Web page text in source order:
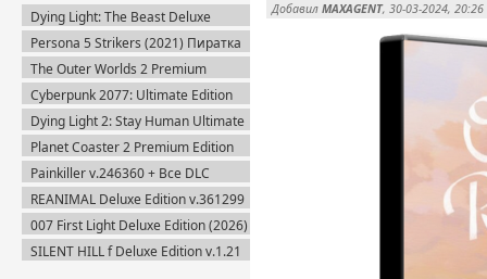
Dying Light: The Beast Deluxe
Edition v.1.6.4 + Все DLC (2025)
Пиратка
Persona 5 Strikers (2021) Пиратка
The Outer Worlds 2 Premium
Edition v.1.2.0.1 (2025) Пиратка
Cyberpunk 2077: Ultimate Edition
v.2.31a + Все DLC (2025) Portable
Dying Light 2: Stay Human Ultimate
Edition v.1.29.0 + Все DLC (2022)
Пиратка
Planet Coaster 2 Premium Edition
(2024) Steam-Rip
Painkiller v.246360 + Все DLC
(2025) Portable
REANIMAL Deluxe Edition v.361299
(2026) Пиратка
007 First Light Deluxe Edition (2026)
Пиратка
SILENT HILL f Deluxe Edition v.1.21
Добавил MAXAGENT, 30-03-2024, 20:26